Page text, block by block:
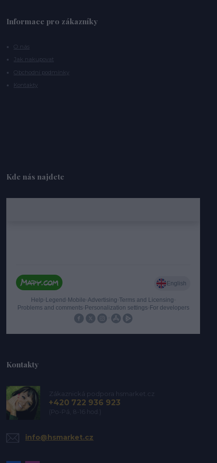
Informace pro zákazníky
O nás
Jak nakupovat
Obchodní podmínky
Kontakty
Kde nás najdete
Kontakty
Zákaznická podpora hsmarket.cz
+420 722 936 923
(Po-Pá, 8-16 hod.)
info@hsmarket.cz